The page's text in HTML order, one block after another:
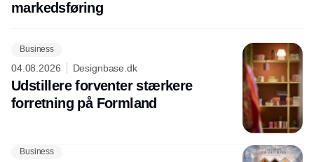
markedsføring
Business
04.08.2026 Designbase.dk
Udstillere forventer stærkere
forretning på Formland
Business